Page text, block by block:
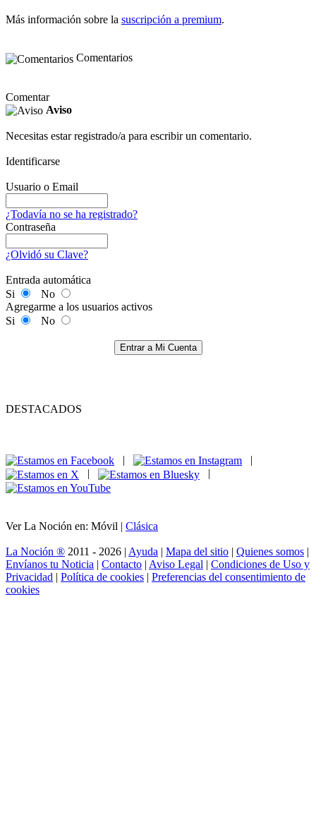
Más información sobre la suscripción a premium.
Comentarios
Comentar
Aviso
Necesitas estar registrado/a para escribir un comentario.
Identificarse
Usuario o Email
¿Todavía no se ha registrado?
Contraseña
¿Olvidó su Clave?
Entrada automática
Si
No
Agregarme a los usuarios activos
Si
No
Entrar a Mi Cuenta
DESTACADOS
|
|
|
|
Ver La Noción en: Móvil | Clásica
La Noción ® 2011 - 2026 | Ayuda | Mapa del sitio | Quienes somos |
Envíanos tu Noticia | Contacto | Aviso Legal | Condiciones de Uso y
Privacidad | Política de cookies | Preferencias del consentimiento de
cookies